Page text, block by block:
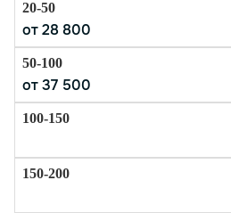
от 28 800
от 37 500